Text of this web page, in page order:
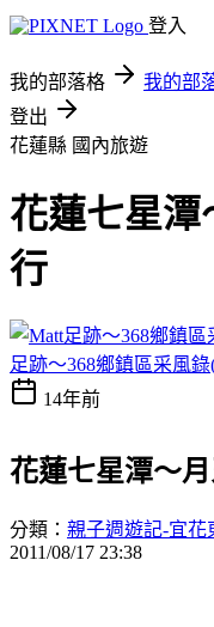
登入
我的部落格 我的部
登出
花蓮縣 國內旅遊
花蓮七星潭
行
足跡～368鄉鎮區采風
14年前
花蓮七星潭～
分類： 親子週遊記-宜花
2011/08/17 23:38